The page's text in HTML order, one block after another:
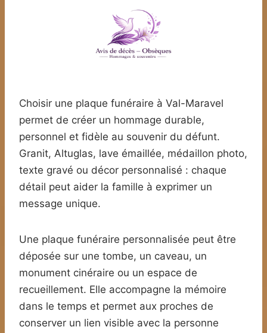
Choisir une plaque funéraire à Val-Maravel
permet de créer un hommage durable,
personnel et fidèle au souvenir du défunt.
Granit, Altuglas, lave émaillée, médaillon photo,
texte gravé ou décor personnalisé : chaque
détail peut aider la famille à exprimer un
message unique.
Une plaque funéraire personnalisée peut être
déposée sur une tombe, un caveau, un
monument cinéraire ou un espace de
recueillement. Elle accompagne la mémoire
dans le temps et permet aux proches de
conserver un lien visible avec la personne